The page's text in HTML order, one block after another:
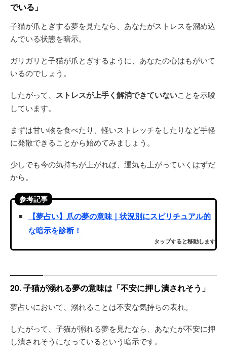
でいる」
子猫が爪とぎする夢を見たなら、あなたがストレスを溜め込
んでいる状態を暗示。
ガリガリと子猫が爪とぎするように、あなたの心はもがいて
いるのでしょう。
したがって、 ストレスが上手く解消できていないことを示唆
しています。
まずは甘い物を食べたり、軽いストレッチをしたりなど手軽
に発散できることから始めてみましょう。
少しでも今の気持ちが上がれば、運気も上がっていくはずだ
から。
参考記事
【夢占い】爪の夢の意味｜状況別にスピリチュアル的
な暗示を診断！
タップすると移動します
20. 子猫が溺れる夢の意味は「不安に押し潰されそう」
夢占いにおいて、溺れることは不安な気持ちの表れ。
したがって、子猫が溺れる夢を見たなら、あなたが不安に押
し潰されそうになっているという暗示です。